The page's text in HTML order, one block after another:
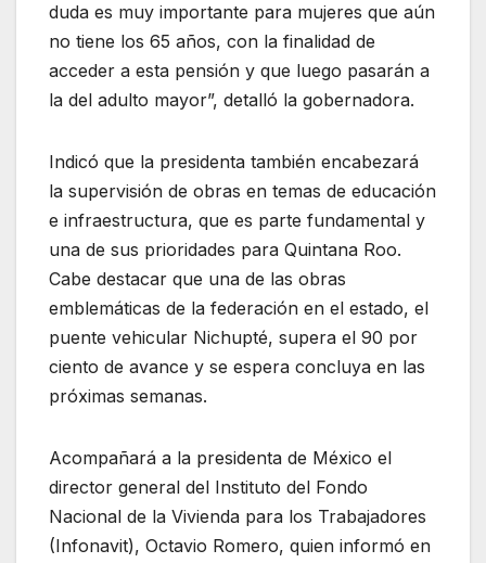
duda es muy importante para mujeres que aún
no tiene los 65 años, con la finalidad de
acceder a esta pensión y que luego pasarán a
la del adulto mayor”, detalló la gobernadora.
Indicó que la presidenta también encabezará
la supervisión de obras en temas de educación
e infraestructura, que es parte fundamental y
una de sus prioridades para Quintana Roo.
Cabe destacar que una de las obras
emblemáticas de la federación en el estado, el
puente vehicular Nichupté, supera el 90 por
ciento de avance y se espera concluya en las
próximas semanas.
Acompañará a la presidenta de México el
director general del Instituto del Fondo
Nacional de la Vivienda para los Trabajadores
(Infonavit), Octavio Romero, quien informó en